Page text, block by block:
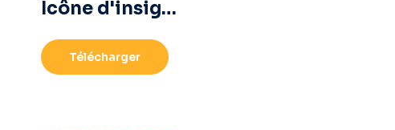
Icône d'insigne de produit écologique
Télécharger